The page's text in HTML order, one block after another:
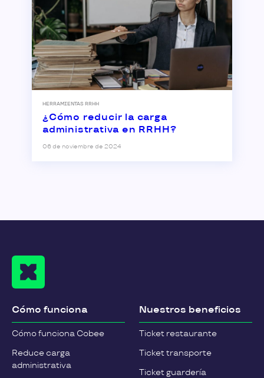
HERRAMIENTAS RRHH
¿Cómo reducir la carga
administrativa en RRHH?
06 de noviembre de 2024
Cómo funciona
Cómo funciona Cobee
Reduce carga
administrativa
Nuestros beneficios
Ticket restaurante
Ticket transporte
Ticket guardería